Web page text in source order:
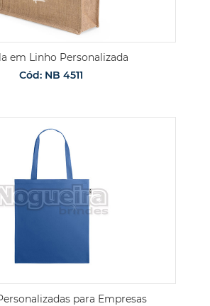
em Linho Personalizada
Cód: NB 4511
para Empresas